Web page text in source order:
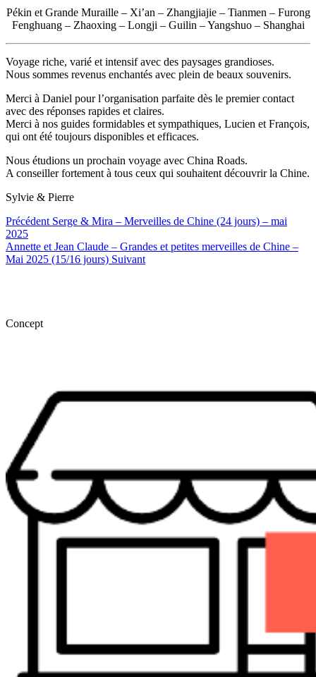
Pékin et Grande Muraille – Xi’an – Zhangjiajie – Tianmen – Furong
Fenghuang – Zhaoxing – Longji – Guilin – Yangshuo – Shanghai
Voyage riche, varié et intensif avec des paysages grandioses.
Nous sommes revenus enchantés avec plein de beaux souvenirs.
Merci à Daniel pour l’organisation parfaite dès le premier contact
avec des réponses rapides et claires.
Merci à nos guides formidables et sympathiques, Lucien et François,
qui ont été toujours disponibles et efficaces.
Nous étudions un prochain voyage avec China Roads.
A conseiller fortement à tous ceux qui souhaitent découvrir la Chine.
Sylvie & Pierre
Précédent Serge & Mira – Merveilles de Chine (24 jours) – mai
2025
Annette et Jean Claude – Grandes et petites merveilles de Chine –
Mai 2025 (15/16 jours) Suivant
Concept